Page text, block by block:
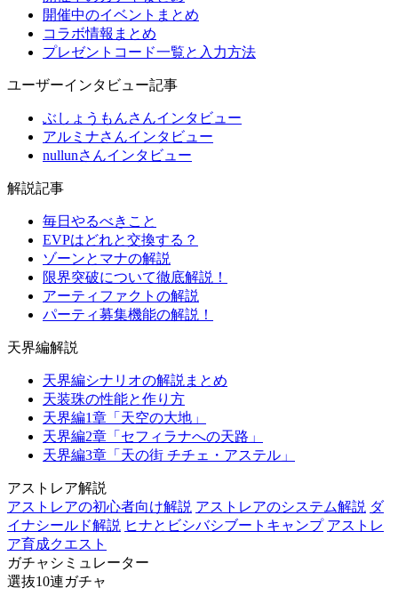
開催中のイベントまとめ
コラボ情報まとめ
プレゼントコード一覧と入力方法
ユーザーインタビュー記事
ぶしょうもんさんインタビュー
アルミナさんインタビュー
nullunさんインタビュー
解説記事
毎日やるべきこと
EVPはどれと交換する？
ゾーンとマナの解説
限界突破について徹底解説！
アーティファクトの解説
パーティ募集機能の解説！
天界編解説
天界編シナリオの解説まとめ
天装珠の性能と作り方
天界編1章「天空の大地」
天界編2章「セフィラナへの天路」
天界編3章「天の街 チチェ・アステル」
アストレア解説
アストレアの初心者向け解説 アストレアのシステム解説 ダ
イナシールド解説 ヒナとビシバシブートキャンプ アストレ
ア育成クエスト
ガチャシミュレーター
選抜10連ガチャ